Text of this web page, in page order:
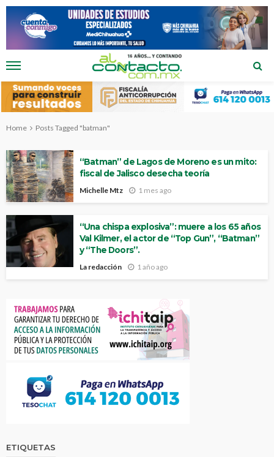
Home Posts Tagged "batman"
“Batman” de Lagos de Moreno es un mito:
fiscal de Jalisco desecha teoría
Michelle Mtz 1 mes ago
“Una chispa explosiva”: muere a los 65 años
Val Kilmer, el actor de “Top Gun”, “Batman”
y “The Doors”.
La redacción 1 año ago
ETIQUETAS